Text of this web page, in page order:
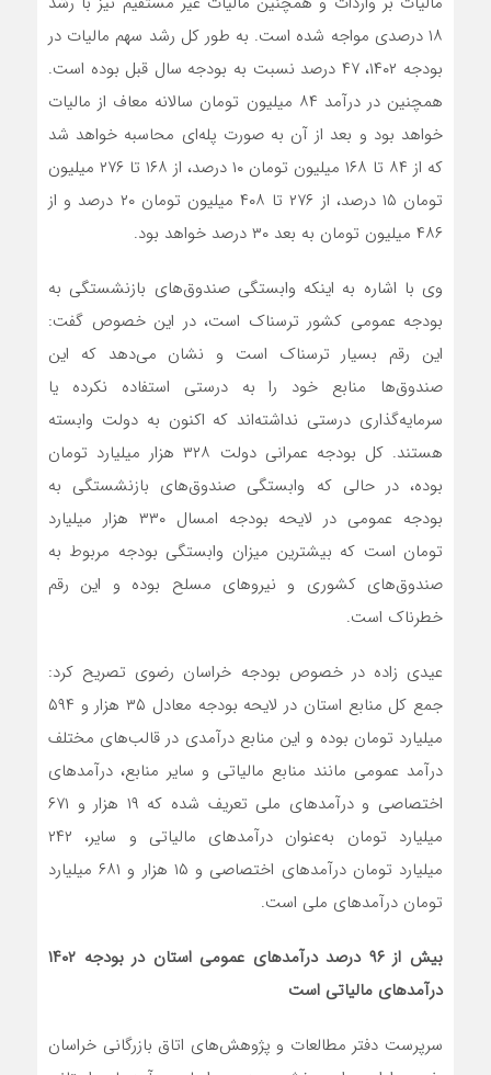
۱۸ درصدی مواجه شده است. به طور کل رشد سهم مالیات در
بودجه ۱۴۰۲، ۴۷ درصد نسبت به بودجه سال قبل بوده است.
همچنین در درآمد ۸۴ میلیون تومان سالانه معاف از مالیات
خواهد بود و بعد از آن به صورت پله‌ای محاسبه خواهد شد
که از ۸۴ تا ۱۶۸ میلیون تومان ۱۰ درصد، از ۱۶۸ تا ۲۷۶ میلیون
تومان ۱۵ درصد، از ۲۷۶ تا ۴۰۸ میلیون تومان ۲۰ درصد و از
۴۸۶ میلیون تومان به بعد ۳۰ درصد خواهد بود.
وی با اشاره به اینکه وابستگی صندوق‌های بازنشستگی به
بودجه عمومی کشور ترسناک است، در این خصوص گفت:
این رقم بسیار ترسناک است و نشان می‌دهد که این
صندوق‌ها منابع خود را به درستی استفاده نکرده یا
سرمایه‌گذاری درستی نداشته‌اند که اکنون به دولت وابسته
هستند. کل بودجه عمرانی دولت ۳۲۸ هزار میلیارد تومان
بوده، در حالی که وابستگی صندوق‌های بازنشستگی به
بودجه عمومی در لایحه بودجه امسال ۳۳۰ هزار میلیارد
تومان است که بیشترین میزان وابستگی بودجه مربوط به
صندوق‌های کشوری و نیروهای مسلح بوده و این رقم
خطرناک است.
عیدی‌ زاده در خصوص بودجه خراسان رضوی تصریح کرد:
جمع کل منابع استان در لایحه بودجه معادل ۳۵ هزار و ۵۹۴
میلیارد تومان بوده و این منابع درآمدی در قالب‌های مختلف
درآمد عمومی مانند منابع مالیاتی و سایر منابع، درآمدهای
اختصاصی و درآمدهای ملی تعریف‌ شده که ۱۹ هزار و ۶۷۱
میلیارد تومان به‌عنوان درآمدهای مالیاتی و سایر، ۲۴۲
میلیارد تومان درآمدهای اختصاصی و ۱۵ هزار و ۶۸۱ میلیارد
تومان درآمدهای ملی است.
بیش از ۹۶ درصد درآمدهای عمومی استان در بودجه ۱۴۰۲
درآمدهای مالیاتی است
سرپرست دفتر مطالعات و پژوهش‌های اتاق بازرگانی خراسان